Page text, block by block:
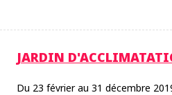
JARDIN
Du 23 février au 31 décembre